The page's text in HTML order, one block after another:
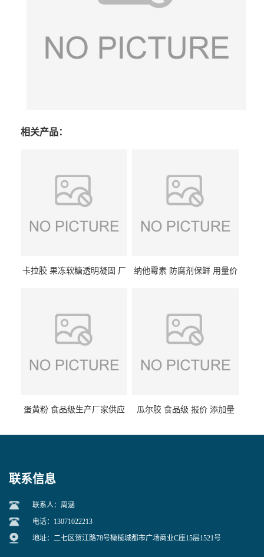
相关产品：
卡拉胶 果冻软糖透明凝固 厂
纳他霉素 防腐剂保鲜 用量价
蛋黄粉 食品级生产厂家供应 瓜尔胶 食品级 报价 添加量
联系信息
联系人：周涵
电话：13071022213
地址：二七区贺江路78号橄榄城都市广场商业C座15层1521号